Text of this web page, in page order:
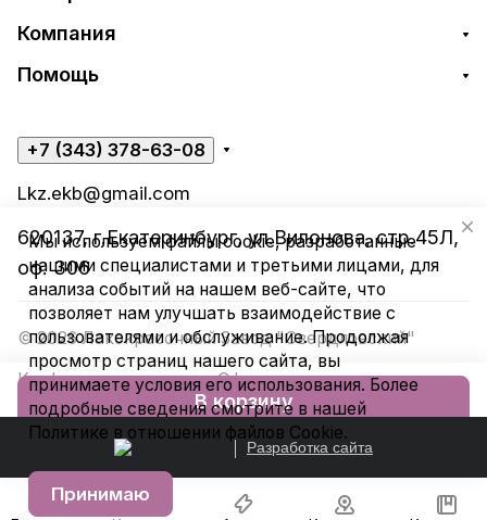
В корзину
Компания
Помощь
+7 (343) 378-63-08
Lkz.ekb@gmail.com
620137, г.Екатеринбург, ул.Вилонова, стр.45Л,
оф. 306
© 2026 Лакокрасочный Завод "Свердловский"
Конфиденциальность
Оферта
Разработка сайта
Мы используем файлы cookie, разработанные
нашими специалистами и третьими лицами, для
анализа событий на нашем веб-сайте, что
позволяет нам улучшать взаимодействие с
пользователями и обслуживание. Продолжая
просмотр страниц нашего сайта, вы
принимаете условия его использования. Более
подробные сведения смотрите в нашей
Политике в отношении файлов Cookie.
Принимаю